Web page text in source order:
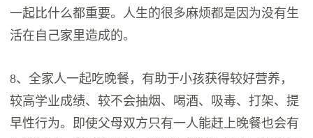
一起比什么都重要。人生的很多麻烦都是因为没有生
活在自己家里造成的。
8、全家人一起吃晚餐，有助于小孩获得较好营养，
较高学业成绩、较不会抽烟、喝酒、吸毒、打架、提
早性行为。即使父母双方只有一人能赶上晚餐也会有